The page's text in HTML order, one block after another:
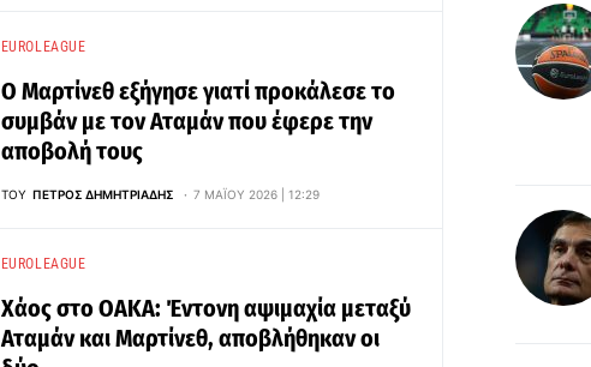
EUROLEAGUE
Ο Μαρτίνεθ εξήγησε γιατί προκάλεσε το
συμβάν με τον Αταμάν που έφερε την
αποβολή τους
ΤΟΥ ΠΈΤΡΟΣ ΔΗΜΗΤΡΙΆΔΗΣ 7 ΜΑΪ́ΟΥ 2026 | 12:29
EUROLEAGUE
Χάος στο ΟΑΚΑ: Έντονη αψιμαχία μεταξύ
Αταμάν και Μαρτίνεθ, αποβλήθηκαν οι